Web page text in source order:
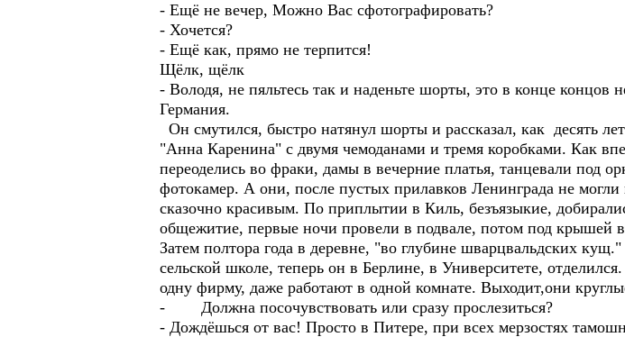
- Ещё не вечер, Можно Вас сфотографировать?
- Хочется?
- Ещё как, прямо не терпится!
Щёлк, щёлк
- Володя, не пяльтесь так и наденьте шорты, это в конце концов
Германия.
Он смутился, быстро натянул шорты и рассказал, как десять
"Анна Каренина" с двумя чемоданами и тремя коробками. Как
переоделись во фраки, дамы в вечерние платья, танцевали под
фотокамер. А они, после пустых прилавков Ленинграда не могли
сказочно красивым. По приплытии в Киль, безъязыкие,
общежитие, первые ночи провели в подвале, потом под крышей
Затем полтора года в деревне, "во глубине шварцвальдских
сельской школе, теперь он в Берлине, в Университете,
одну фирму, даже работают в одной комнате. Выходит,они
- Должна посочувствовать или сразу прослезиться?
- Дождёшься от вас! Просто в Питере, при всех мерзостях